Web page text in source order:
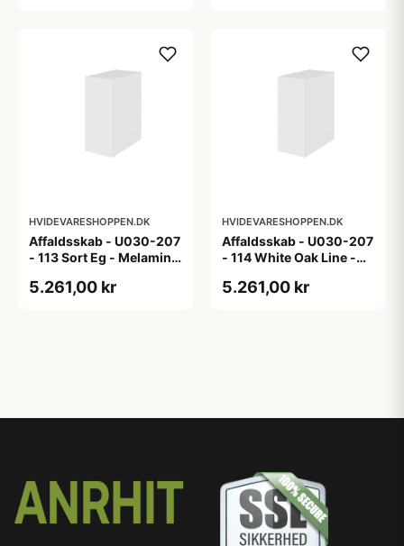
HVIDEVARESHOPPEN.DK
Affaldsskab - U030-207
- 113 Sort Eg - Melamin,
5.261,00 kr
HVIDEVARESHOPPEN.DK
Affaldsskab - U030-207
- 114 White Oak Line -
5.261,00 kr